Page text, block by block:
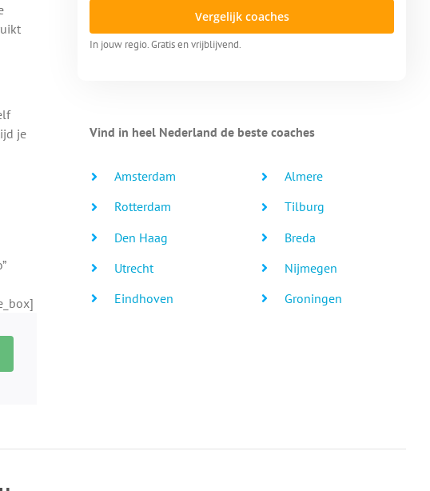
je
Vergelijk coaches
In jouw regio. Gratis en vrijblijvend.
Vind in heel Nederland de beste coaches
Amsterdam
Rotterdam
Den Haag
Utrecht
Eindhoven
Almere
Tilburg
Breda
Nijmegen
Groningen